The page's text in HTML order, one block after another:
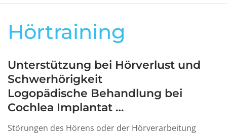
Hörtraining
Unterstützung bei Hörverlust und
Schwerhörigkeit
Logopädische Behandlung bei
Cochlea Implantat …
Störungen des Hörens oder der Hörverarbeitung